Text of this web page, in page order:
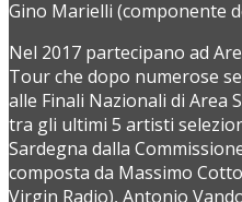
Gino Marielli (componente
Nel 2017 partecipano ad
Tour che dopo numerose
alle Finali Nazionali di Area
tra gli ultimi 5 artisti
Sardegna dalla
composta da Massimo
Virgin Radio), Antonio